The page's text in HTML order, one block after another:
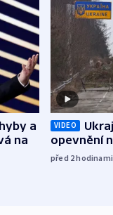
a
na
VIDEO
opevnění
před 2hodinami